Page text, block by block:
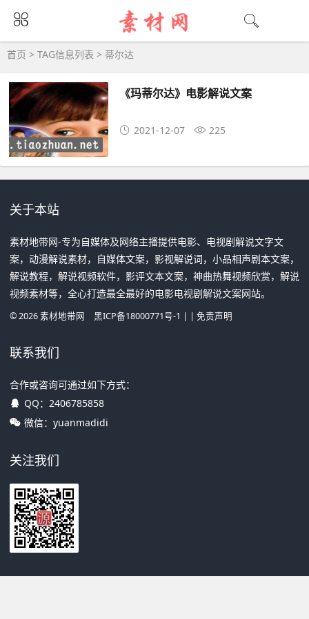
蒂尔达大全 - 蒂尔达相关资源下载
首页 > TAG信息列表 > 蒂尔达
《玛蒂尔达》电影解说文案
2021-12-07 225
关于本站
素材地带网-专为自媒体及网络主播提供电影、电视剧解说文字文
案，动漫解说素材，自媒体文案，影视解说词，小品相声剧本文案，
解说教程，解说视频软件，影评文本文案，神曲热舞视频欣赏，解说
视频素材等，全心打造最全最好的电影电视剧解说文案网站。
©2026素材地带网 黑ICP备18000771号-1 | | 免责声明
联系我们
合作或咨询可通过如下方式：
QQ： 2406785858
微信：yuanmadidi
关注我们